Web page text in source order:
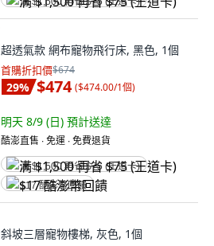
超透氣款 網布寵物飛行床, 黑色, 1個
首購折扣價$674
29% $474 ($474.00/1個)
明天 8/9 (日) 預計送達
酷澎直售 ∙ 免運 ∙ 免費退貨
满 $1,500 再省 $75 (王道卡)
$17 酷澎幣回饋
斜坡三層寵物樓梯, 灰色, 1個